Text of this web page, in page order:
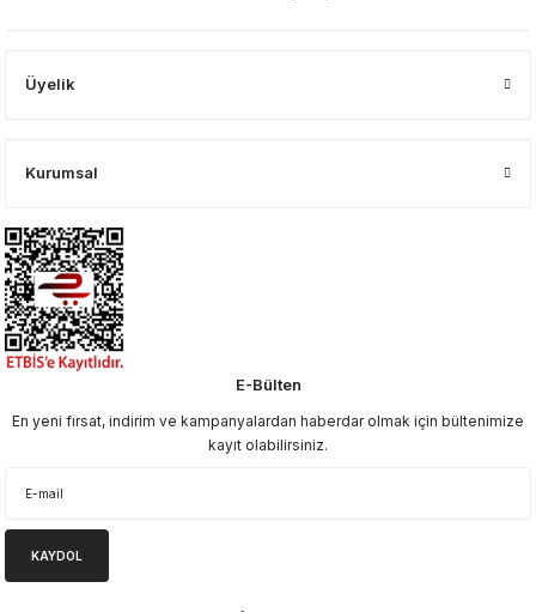
Üyelik
Kurumsal
E-Bülten
En yeni fırsat, indirim ve kampanyalardan haberdar olmak için bültenimize
kayıt olabilirsiniz.
KAYDOL